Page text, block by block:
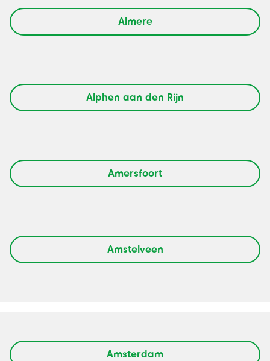
Almere
Alphen aan den Rijn
Amersfoort
Amstelveen
Amsterdam